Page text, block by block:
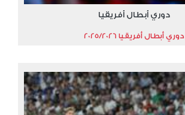
دوري أبطال أفريقيا
دوري أبطال أفريقيا 2025/2026